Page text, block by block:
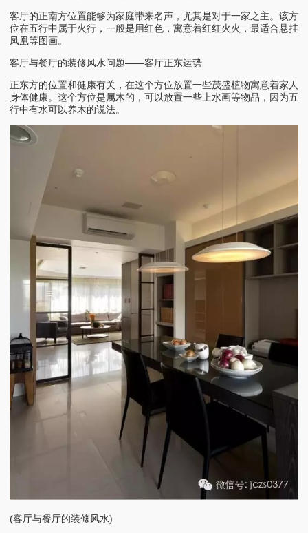
客厅的正南方位置能够为家庭带来名声，尤其是对于一家之主。该方
位在五行中属于火行，一般是用红色，寓意着红红火火，最适合悬挂
凤凰等图画。
客厅与餐厅的装修风水问题——客厅正东运势
正东方的位置和健康有关，在这个方位放置一些茂盛植物寓意着家人
身体健康。这个方位是属木的，可以放置一些上水画等物品，因为五
行中有水可以养木的说法。
(客厅与餐厅的装修风水)